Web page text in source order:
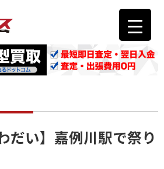
だい】嘉例川駅で祭り